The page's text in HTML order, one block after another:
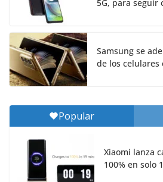
5G, para seguir
Samsung se
de los celulares
Popular
Xiaomi lanza
100% en solo